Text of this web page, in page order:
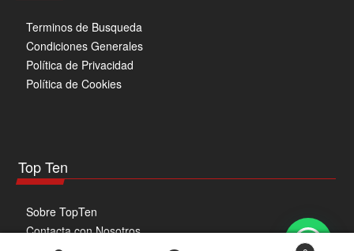
Terminos de Busqueda
Condiciones Generales
Política de Privacidad
Política de Cookies
Top Ten
Sobre TopTen
Contacta con Nosotros